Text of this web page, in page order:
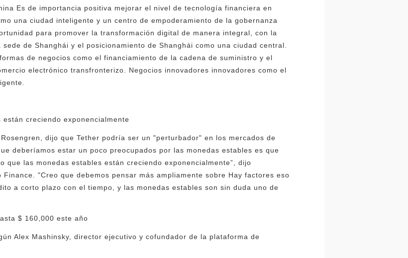
Es de importancia positiva mejorar el nivel de tecnología financiera en
una ciudad inteligente y un centro de empoderamiento de la gobernanza
para promover la transformación digital de manera integral, con la
de Shanghái y el posicionamiento de Shanghái como una ciudad central.
de negocios como el financiamiento de la cadena de suministro y el
electrónico transfronterizo. Negocios innovadores innovadores como el
creciendo exponencialmente
dijo que Tether podría ser un "perturbador" en los mercados de
deberíamos estar un poco preocupados por las monedas estables es que
que las monedas estables están creciendo exponencialmente”, dijo
"Creo que debemos pensar más ampliamente sobre Hay factores eso
a corto plazo con el tiempo, y las monedas estables son sin duda uno de
$ 160,000 este año
Alex Mashinsky, director ejecutivo y cofundador de la plataforma de